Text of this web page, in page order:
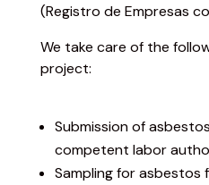
(Registro de Empresas
We take care of the
project:
Submission of
competent labor
Sampling for asbestos